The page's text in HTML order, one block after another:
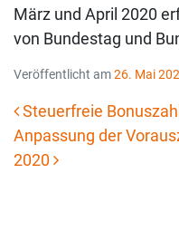
März und April 2020
von Bundestag und
Veröffentlicht am26. Mai
Beitrags-
Steuerfreie
Anpassung der
2020